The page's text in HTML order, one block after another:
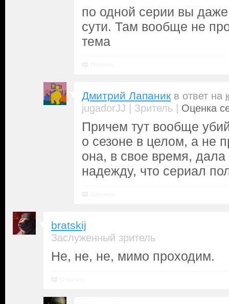
по одной серии вы
сути. Там вообще не
тема
Дмитрий Лапаник в ответ на
jugadorJJ | Зритель | Оценка
Причем тут вообще
о сезоне в целом, а не
она, в свое время,
надежду, что сериал
bratskij
Заслуженный зритель
Не, не, не, мимо проходим.